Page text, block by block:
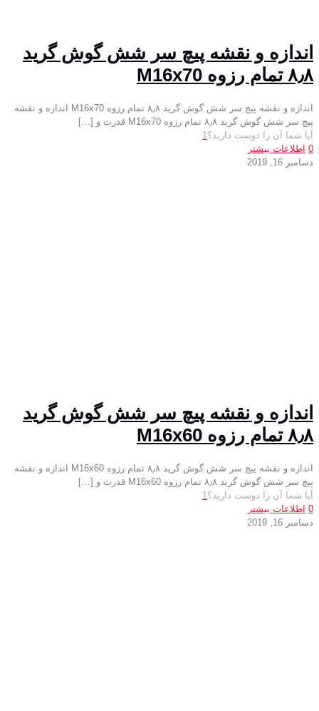
اندازه و نقشه پیچ سر شش گوش گرید
۸٫۸ تمام رزوه M16x70
اندازه و نقشه پیچ سر شش گوش گرید ۸٫۸ تمام رزوه M16x70 اندازه و نقشه
پیچ سر شش گوش گرید ۸٫۸ تمام رزوه M16x70 قدرت و
[…]
آیا شما آن را دوست دارید؟1
0 اطلاعات بیشتر
دسامبر 16, 2019
اندازه و نقشه پیچ سر شش گوش گرید
۸٫۸ تمام رزوه M16x60
اندازه و نقشه پیچ سر شش گوش گرید ۸٫۸ تمام رزوه M16x60 اندازه و نقشه
پیچ سر شش گوش گرید ۸٫۸ تمام رزوه M16x60 قدرت و
[…]
آیا شما آن را دوست دارید؟1
0 اطلاعات بیشتر
دسامبر 16, 2019